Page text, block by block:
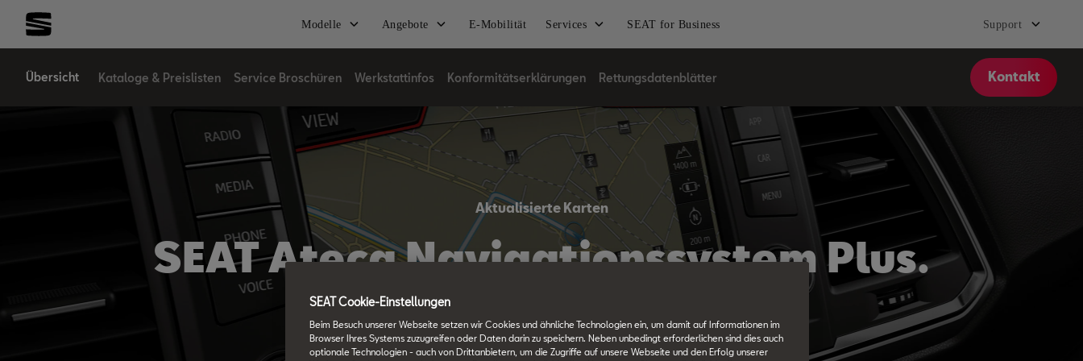
Modelle Angebote E-Mobilität Services SEAT for Business Support
Übersicht Kataloge & Preislisten Service Broschüren Werkstattinfos Konformitätserklärungen Rettungsdatenblätter Kontakt
Aktualisierte Karten
SEAT Ateca Navigationssystem Plus.
SEAT Cookie-Einstellungen
Beim Besuch unserer Webseite setzen wir Cookies und ähnliche Technologien ein, um damit auf Informationen im
Browser Ihres Systems zuzugreifen oder Daten darin zu speichern. Neben unbedingt erforderlichen sind dies auch
optionale Technologien - auch von Drittanbietern, um die Zugriffe auf unsere Webseite und den Erfolg unserer